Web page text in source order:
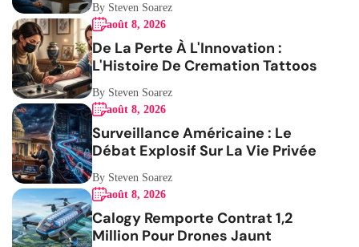
By Steven Soarez
août 8, 2026
De La Perte À L'Innovation :
L'Histoire De Cremation Tattoos
By Steven Soarez
août 8, 2026
Surveillance Américaine : Le
Débat Explosif Sur La Vie Privée
By Steven Soarez
août 8, 2026
Calogy Remporte Contrat 1,2
Million Pour Drones Jaunt